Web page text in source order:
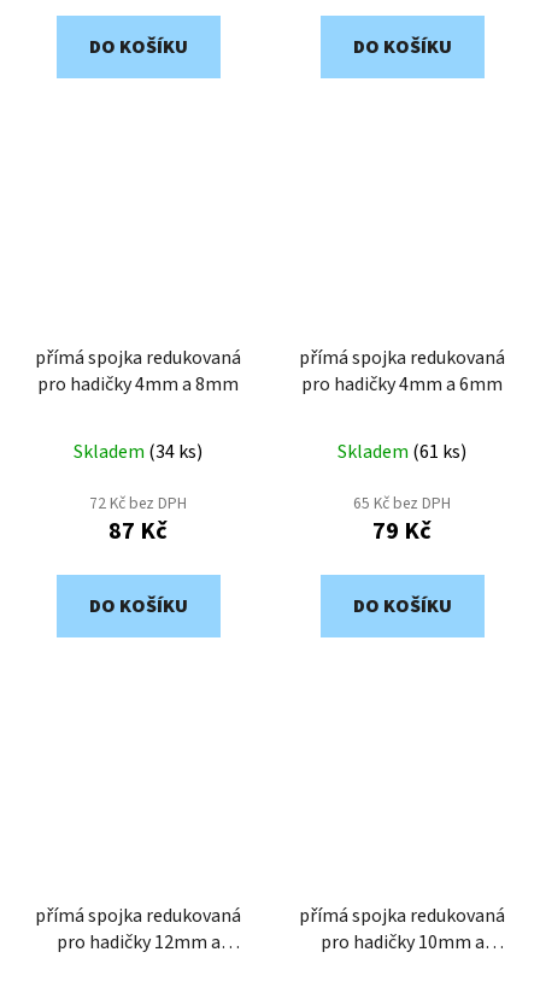
DO KOŠÍKU DO KOŠÍKU
přímá spojka redukovaná
pro hadičky 4mm a 8mm
Skladem (34 ks)
72 Kč bez DPH
87 Kč
DO KOŠÍKU
přímá spojka redukovaná
pro hadičky 4mm a 6mm
Skladem (61 ks)
65 Kč bez DPH
79 Kč
DO KOŠÍKU
přímá spojka redukovaná
pro hadičky 12mm a
přímá spojka redukovaná
pro hadičky 10mm a